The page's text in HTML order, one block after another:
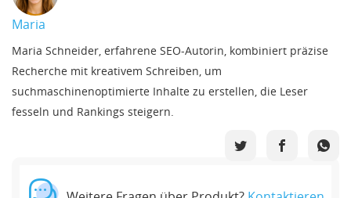
Maria
Maria Schneider, erfahrene SEO-Autorin, kombiniert präzise
Recherche mit kreativem Schreiben, um
suchmaschinenoptimierte Inhalte zu erstellen, die Leser
fesseln und Rankings steigern.